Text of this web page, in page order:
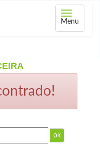
Abrir
menu
Menu
ok